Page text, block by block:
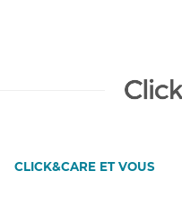
CLICK&CARE ET VOUS